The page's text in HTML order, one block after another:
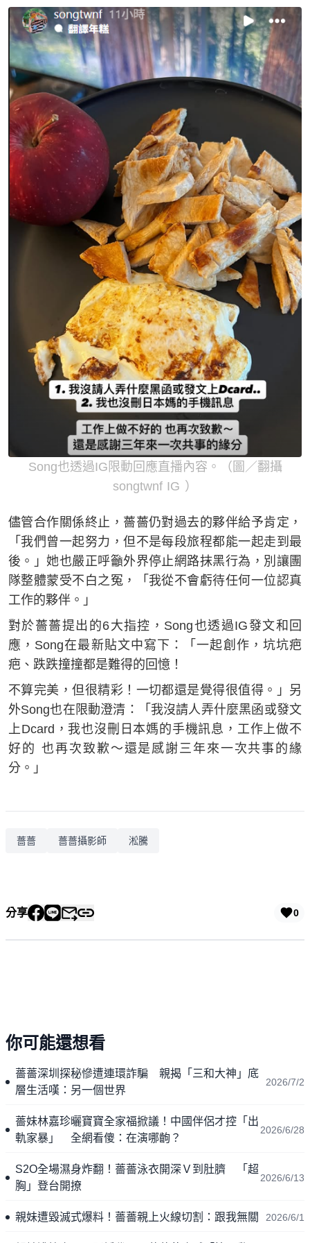
Song也透過IG限動回應直播內容。（圖／翻攝
songtwnf IG ）
儘管合作關係終止，薔薔仍對過去的夥伴給予肯定，
「我們曾一起努力，但不是每段旅程都能一起走到最
後。」她也嚴正呼籲外界停止網路抹黑行為，別讓團
隊整體蒙受不白之冤，「我從不會虧待任何一位認真
工作的夥伴。」
對於薔薔提出的6大指控，Song也透過IG發文和回
應，Song在最新貼文中寫下：「一起創作，坑坑疤
疤、跌跌撞撞都是難得的回憶！
不算完美，但很精彩！一切都還是覺得很值得。」另
外Song也在限動澄清：「我沒請人弄什麼黑函或發文
上Dcard，我也沒刪日本媽的手機訊息，工作上做不
好的 也再次致歉～還是感謝三年來一次共事的緣
分。」
薔薔 薔薔攝影師 淞騰
分享 0
你可能還想看
薔薔深圳探秘慘遭連環詐騙 親揭「三和大神」底
層生活嘆：另一個世界
2026/7/2
薔妹林嘉珍曬寶寶全家福掀議！中國伴侶才控「出
軌家暴」 全網看傻：在演哪齣？
2026/6/28
S2O全場濕身炸翻！薔薔泳衣開深Ｖ到肚臍 「超
胸」登台開撩
2026/6/13
親妹遭毀滅式爆料！薔薔親上火線切割：跟我無關 2026/6/1